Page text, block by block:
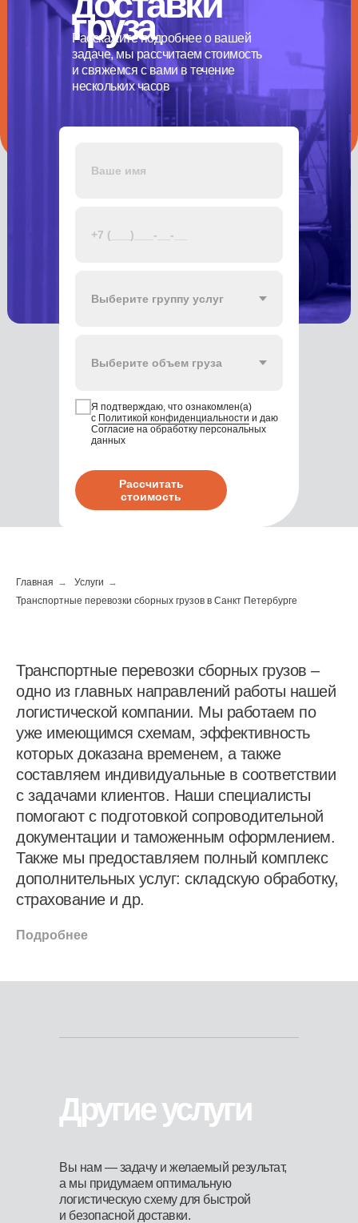
груза
Расскажите подробнее о вашей
задаче, мы рассчитаем стоимость
и свяжемся с вами в течение
нескольких часов
Я подтверждаю, что ознакомлен(а)
с Политикой конфиденциальности и даю
Согласие на обработку персональных
данных
Рассчитать
стоимость
Главная → Услуги →
Транспортные перевозки сборных грузов в Санкт Петербурге
Транспортные перевозки сборных грузов –
одно из главных направлений работы нашей
логистической компании. Мы работаем по
уже имеющимся схемам, эффективность
которых доказана временем, а также
составляем индивидуальные в соответствии
с задачами клиентов. Наши специалисты
помогают с подготовкой сопроводительной
документации и таможенным оформлением.
Также мы предоставляем полный комплекс
дополнительных услуг: складскую обработку,
страхование и др.
Подробнее
Другие услуги
Вы нам — задачу и желаемый результат,
а мы придумаем оптимальную
логистическую схему для быстрой
и безопасной доставки.